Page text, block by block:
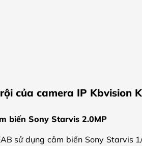
của camera IP Kbvision
biến Sony Starvis 2.0MP
sử dụng cảm biến Sony Starvis